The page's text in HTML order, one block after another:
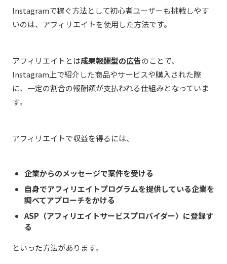
Instagramで稼ぐ方法として初心者ユーザーも挑戦しやす
いのは、アフィリエイトを使用した方法です。
アフィリエイトとは成果報酬型の広告のことで、
Instagram上で紹介した商品やサービスや購入された際
に、一定の割合の報酬額が支払われる仕組みとなっていま
す。
アフィリエイトで収益を得るには、
企業からのメッセージで案件を受ける
自身でアフィリエイトプログラムを提供している企業を
調べてアプローチをかける
ASP（アフィリエイトサービスプロバイダー）に登録す
る
といった方法があります。